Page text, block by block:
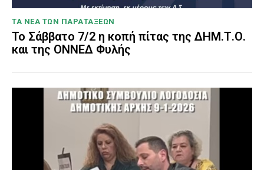
ΤΑ ΝΕΑ ΤΩΝ ΠΑΡΑΤΑΞΕΩΝ
Το Σάββατο 7/2 η κοπή πίτας της ΔΗΜ.Τ.Ο.
και της ΟΝΝΕΔ Φυλής